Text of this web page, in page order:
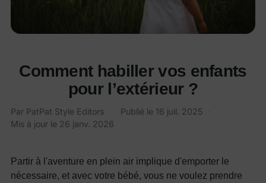
Comment habiller vos enfants
pour l’extérieur ?
Par PatPat Style Editors Publié le 16 juil. 2025
Mis à jour le 26 janv. 2026
Partir à l'aventure en plein air implique d'emporter le
nécessaire, et avec votre bébé, vous ne voulez prendre